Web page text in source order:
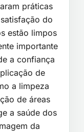
práticas
do
estão limpos
importante
a confiança
de
a limpeza
de áreas
a saúde dos
da